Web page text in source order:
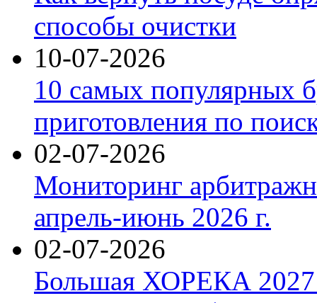
способы очистки
10-07-2026
10 самых популярных
приготовления по
02-07-2026
Мониторинг
апрель-июнь 2026 г.
02-07-2026
Большая ХОРЕКА 2027: